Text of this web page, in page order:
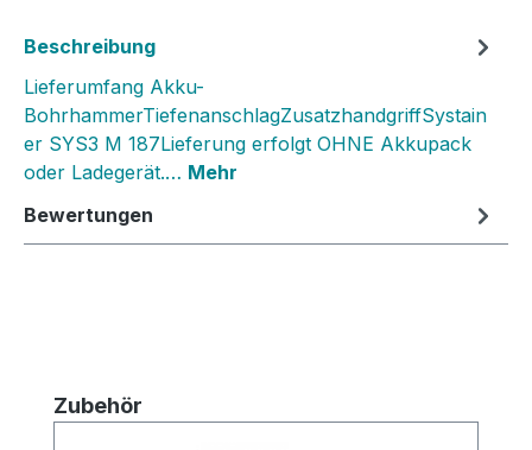
Beschreibung
Lieferumfang Akku-
BohrhammerTiefenanschlagZusatzhandgriffSystain
er SYS3 M 187Lieferung erfolgt OHNE Akkupack
oder Ladegerät.… Mehr
Bewertungen
Produktgalerie überspringen
Zubehör